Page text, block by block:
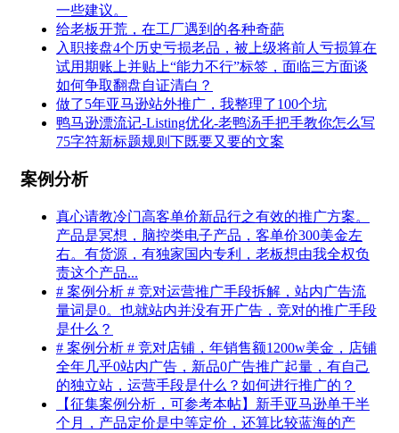
一些建议。
给老板开荒，在工厂遇到的各种奇葩
入职接盘4个历史亏损老品，被上级将前人亏损算在
试用期账上并贴上“能力不行”标签，面临三方面谈
如何争取翻盘自证清白？
做了5年亚马逊站外推广，我整理了100个坑
鸭马逊漂流记-Listing优化-老鸭汤手把手教你怎么写
75字符新标题规则下既要又要的文案
案例分析
真心请教冷门高客单价新品行之有效的推广方案。
产品是冥想，脑控类电子产品，客单价300美金左
右。有货源，有独家国内专利，老板想由我全权负
责这个产品...
# 案例分析 # 竞对运营推广手段拆解，站内广告流
量词是0。也就站内并没有开广告，竞对的推广手段
是什么？
# 案例分析 # 竞对店铺，年销售额1200w美金，店铺
全年几乎0站内广告，新品0广告推广起量，有自己
的独立站，运营手段是什么？如何进行推广的？
【征集案例分析，可参考本帖】新手亚马逊单干半
个月，产品定价是中等定价，还算比较蓝海的产